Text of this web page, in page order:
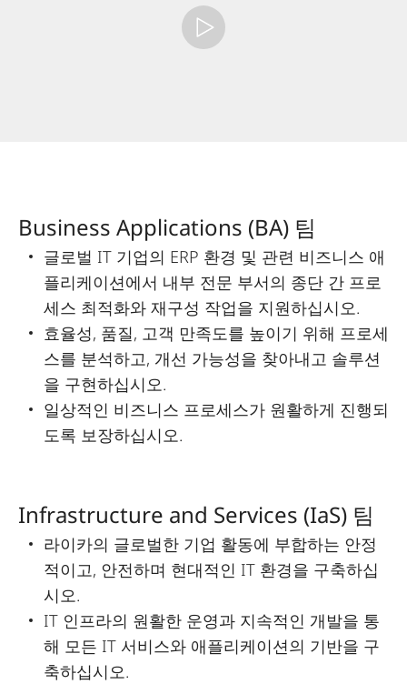
Business Applications (BA) 팀
글로벌 IT 기업의 ERP 환경 및 관련 비즈니스 애
플리케이션에서 내부 전문 부서의 종단 간 프로
세스 최적화와 재구성 작업을 지원하십시오.
효율성, 품질, 고객 만족도를 높이기 위해 프로세
스를 분석하고, 개선 가능성을 찾아내고 솔루션
을 구현하십시오.
일상적인 비즈니스 프로세스가 원활하게 진행되
도록 보장하십시오.
Infrastructure and Services (IaS) 팀
라이카의 글로벌한 기업 활동에 부합하는 안정
적이고, 안전하며 현대적인 IT 환경을 구축하십
시오.
IT 인프라의 원활한 운영과 지속적인 개발을 통
해 모든 IT 서비스와 애플리케이션의 기반을 구
축하십시오.